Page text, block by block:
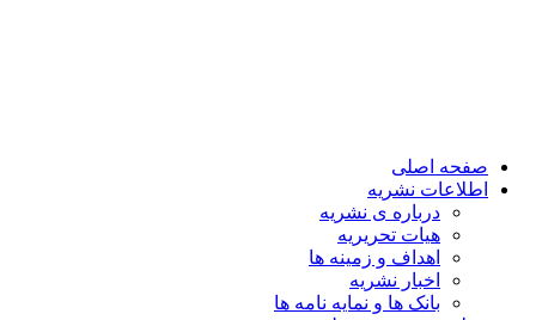
صفحه اصلی
اطلاعات نشریه
درباره ی نشریه
هیات تحریریه
اهداف و زمینه ها
اخبار نشریه
بانک ها و نمایه نامه ها